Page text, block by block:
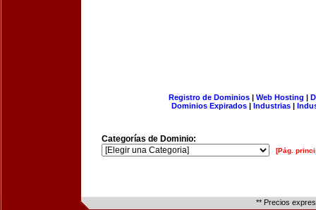
Registro de Dominios| Web Hosting |
Dominios Expirados | Industrias |
Categorías de Dominio:
[Pág.
** Precios